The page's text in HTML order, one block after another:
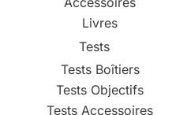
Livres
Tests
Tests Boîtiers
Tests Objectifs
Tests Accessoires